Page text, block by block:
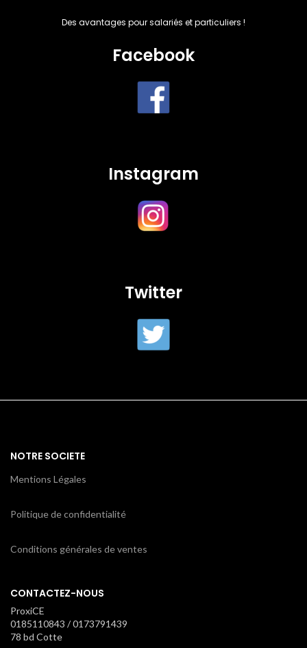
Des avantages pour salariés et particuliers !
Facebook
Instagram
Twitter
NOTRE SOCIETE
Mentions Légales
Politique de confidentialité
Conditions générales de ventes
CONTACTEZ-NOUS
ProxiCE
0185110843 / 0173791439
78 bd Cotte